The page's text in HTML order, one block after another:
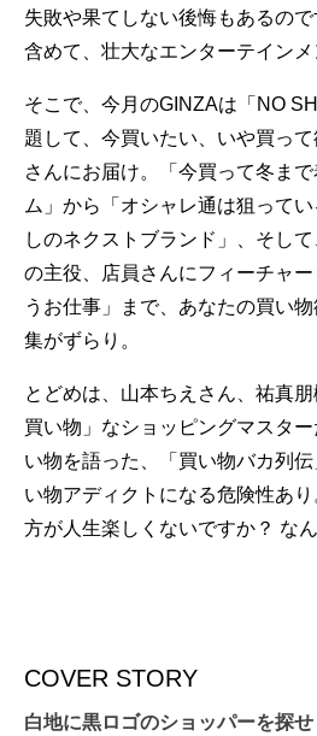
失敗や果てしない後悔もあるの
含めて、壮大なエンターテインメ
そこで、今月のGINZAは「NO
題して、今買いたい、いや買っ
さんにお届け。「今買って冬ま
ム」から「オシャレ通は狙って
しのネクストブランド」、そし
の主役、店員さんにフィーチャ
うお仕事」まで、あなたの買い
集がずらり。
とどめは、山本ちえさん、祐真
買い物」なショッピングマスタ
い物を語った、「買い物バカ列
い物アディクトになる危険性あ
方が人生楽しくないですか？ なん
COVER STORY
白地に黒ロゴのショッパーを探せ